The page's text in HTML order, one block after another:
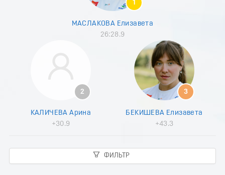
5
1
МАСЛАКОВА Елизавета
26:28.9
2
КАЛИЧЕВА Арина
+30.9
3
БЕКИШЕВА Елизавета
+43.3
ФИЛЬТР